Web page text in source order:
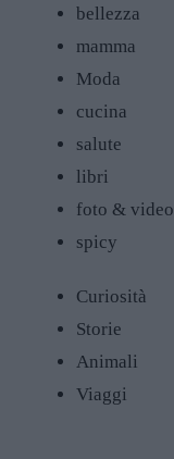
bellezza
mamma
Moda
cucina
salute
libri
foto & video
spicy
Curiosità
Storie
Animali
Viaggi